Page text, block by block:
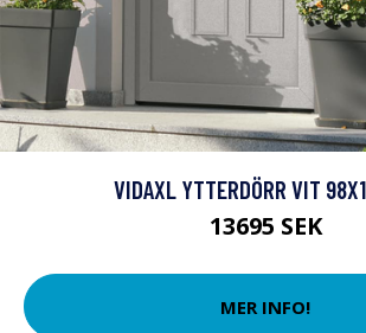
VIDAXL YTTERDÖRR VIT
13695 SEK
MER INFO!